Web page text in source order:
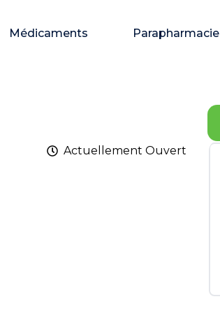
Médicaments Parapharmacie
Actuellement Ouvert